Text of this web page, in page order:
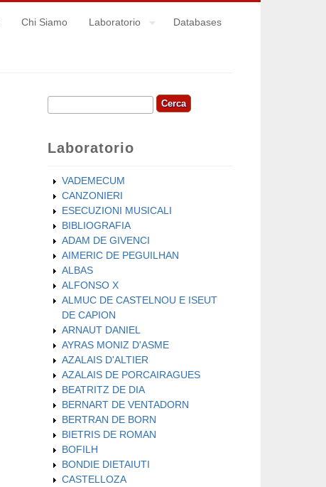
Chi Siamo Laboratorio Databases
Form di ricerca
Cerca
Laboratorio
VADEMECUM
CANZONIERI
ESECUZIONI MUSICALI
BIBLIOGRAFIA
ADAM DE GIVENCI
AIMERIC DE PEGUILHAN
ALBAS
ALFONSO X
ALMUC DE CASTELNOU E ISEUT
DE CAPION
ARNAUT DANIEL
AYRAS MONIZ D'ASME
AZALAIS D'ALTIER
AZALAIS DE PORCAIRAGUES
BEATRITZ DE DIA
BERNART DE VENTADORN
BERTRAN DE BORN
BIETRIS DE ROMAN
BOFILH
BONDIE DIETAIUTI
CASTELLOZA